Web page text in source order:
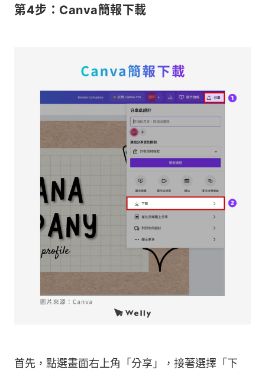
第4步：Canva簡報下載
首先，點選畫面右上角「分享」，接著選擇「下